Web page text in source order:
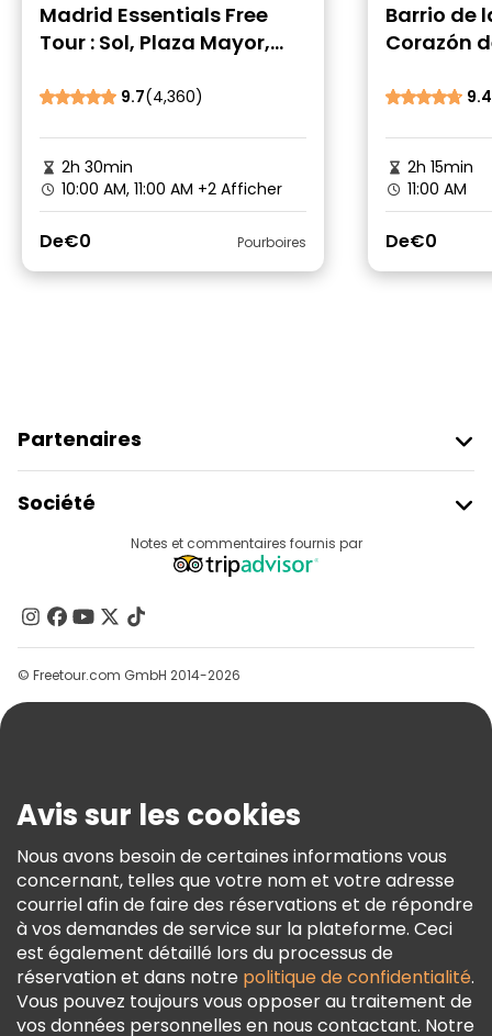
Madrid Essentials Free
Tour : Sol, Plaza Mayor,
encore 9.7(4,360)
2h 30min
10:00 AM, 11:00 AM +2 Afficher
De€0 Pourboires
Barrio de
Corazón
9.4
2h 15min
11:00 AM
De€0
Partenaires
Connexion Du Fournisseur
Programme D’affiliation
Société
Contactez-Nous
Groupes
Aide
Conditions Générales Et Mentions Légales
Politique En Matière De Cookies
Freetour Prix
Programme De Fidélité
Notes et commentaires fournis par
© Freetour.com GmbH 2014-2026
Avis sur les cookies
Nous avons besoin de certaines informations vous
concernant, telles que votre nom et votre adresse
courriel afin de faire des réservations et de répondre
à vos demandes de service sur la plateforme. Ceci
est également détaillé lors du processus de
réservation et dans notre politique de confidentialité.
Vous pouvez toujours vous opposer au traitement de
vos données personnelles en nous contactant. Notre